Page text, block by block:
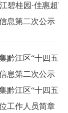
息第二次公示
息第二次公示
工作人员简章